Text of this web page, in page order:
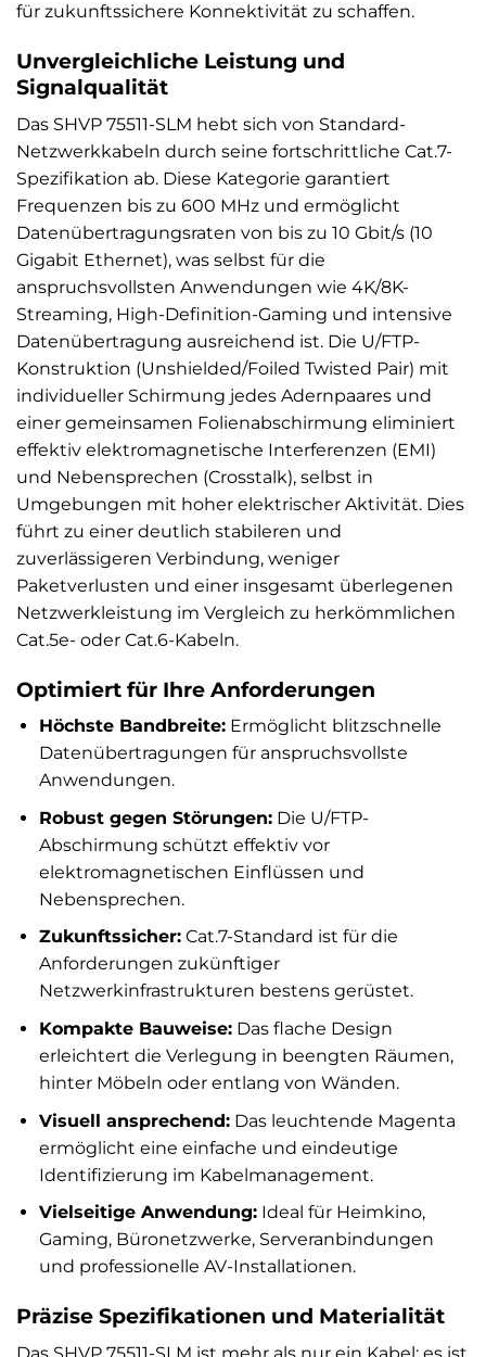
für zukunftssichere Konnektivität zu schaffen.
Unvergleichliche Leistung und
Signalqualität
Das SHVP 75511-SLM hebt sich von Standard-
Netzwerkkabeln durch seine fortschrittliche Cat.7-
Spezifikation ab. Diese Kategorie garantiert
Frequenzen bis zu 600 MHz und ermöglicht
Datenübertragungsraten von bis zu 10 Gbit/s (10
Gigabit Ethernet), was selbst für die
anspruchsvollsten Anwendungen wie 4K/8K-
Streaming, High-Definition-Gaming und intensive
Datenübertragung ausreichend ist. Die U/FTP-
Konstruktion (Unshielded/Foiled Twisted Pair) mit
individueller Schirmung jedes Adernpaares und
einer gemeinsamen Folienabschirmung eliminiert
effektiv elektromagnetische Interferenzen (EMI)
und Nebensprechen (Crosstalk), selbst in
Umgebungen mit hoher elektrischer Aktivität. Dies
führt zu einer deutlich stabileren und
zuverlässigeren Verbindung, weniger
Paketverlusten und einer insgesamt überlegenen
Netzwerkleistung im Vergleich zu herkömmlichen
Cat.5e- oder Cat.6-Kabeln.
Optimiert für Ihre Anforderungen
Höchste Bandbreite:Ermöglicht blitzschnelle
Datenübertragungen für anspruchsvollste
Anwendungen.
Robust gegen Störungen:Die U/FTP-
Abschirmung schützt effektiv vor
elektromagnetischen Einflüssen und
Nebensprechen.
Zukunftssicher:Cat.7-Standard ist für die
Anforderungen zukünftiger
Netzwerkinfrastrukturen bestens gerüstet.
Kompakte Bauweise:Das flache Design
erleichtert die Verlegung in beengten Räumen,
hinter Möbeln oder entlang von Wänden.
Visuell ansprechend:Das leuchtende Magenta
ermöglicht eine einfache und eindeutige
Identifizierung im Kabelmanagement.
Vielseitige Anwendung:Ideal für Heimkino,
Gaming, Büronetzwerke, Serveranbindungen
und professionelle AV-Installationen.
Präzise Spezifikationen und Materialität
Das SHVP 75511-SLM ist mehr als nur ein Kabel; es ist